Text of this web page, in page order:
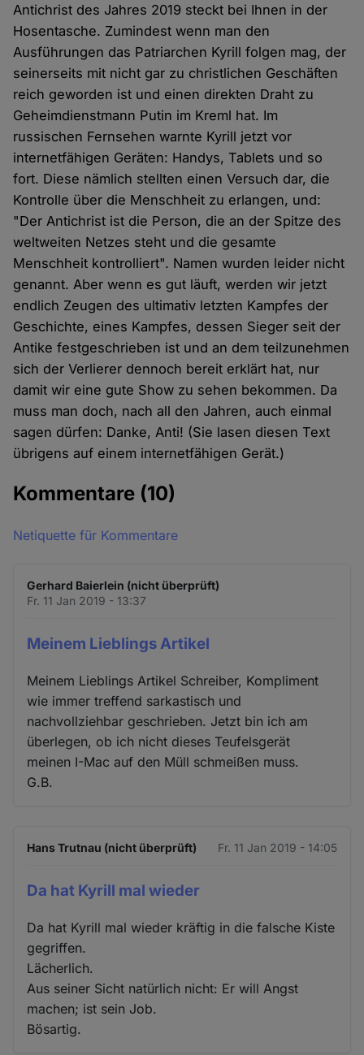
Antichrist des Jahres 2019 steckt bei Ihnen in der
Hosentasche. Zumindest wenn man den
Ausführungen das Patriarchen Kyrill folgen mag, der
seinerseits mit nicht gar zu christlichen Geschäften
reich geworden ist und einen direkten Draht zu
Geheimdienstmann Putin im Kreml hat. Im
russischen Fernsehen warnte Kyrill jetzt vor
internetfähigen Geräten: Handys, Tablets und so
fort. Diese nämlich stellten einen Versuch dar, die
Kontrolle über die Menschheit zu erlangen, und:
"Der Antichrist ist die Person, die an der Spitze des
weltweiten Netzes steht und die gesamte
Menschheit kontrolliert". Namen wurden leider nicht
genannt. Aber wenn es gut läuft, werden wir jetzt
endlich Zeugen des ultimativ letzten Kampfes der
Geschichte, eines Kampfes, dessen Sieger seit der
Antike festgeschrieben ist und an dem teilzunehmen
sich der Verlierer dennoch bereit erklärt hat, nur
damit wir eine gute Show zu sehen bekommen. Da
muss man doch, nach all den Jahren, auch einmal
sagen dürfen: Danke, Anti! (Sie lasen diesen Text
übrigens auf einem internetfähigen Gerät.)
Kommentare (10)
Netiquette für Kommentare
Gerhard Baierlein (nicht überprüft)
Fr. 11 Jan 2019 - 13:37
Meinem Lieblings Artikel
Meinem Lieblings Artikel Schreiber, Kompliment
wie immer treffend sarkastisch und
nachvollziehbar geschrieben. Jetzt bin ich am
überlegen, ob ich nicht dieses Teufelsgerät
meinen I-Mac auf den Müll schmeißen muss.
G.B.
Hans Trutnau (nicht überprüft) Fr. 11 Jan 2019 - 14:05
Da hat Kyrill mal wieder
Da hat Kyrill mal wieder kräftig in die falsche Kiste
gegriffen.
Lächerlich.
Aus seiner Sicht natürlich nicht: Er will Angst
machen; ist sein Job.
Bösartig.